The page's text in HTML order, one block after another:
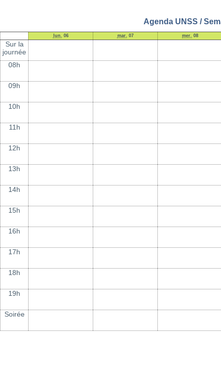
Agenda UNSS /
lun. 06 mar. 07 mer. 08
Sur la
journée
08h
09h
10h
11h
12h
13h
14h
15h
16h
17h
18h
19h
Soirée